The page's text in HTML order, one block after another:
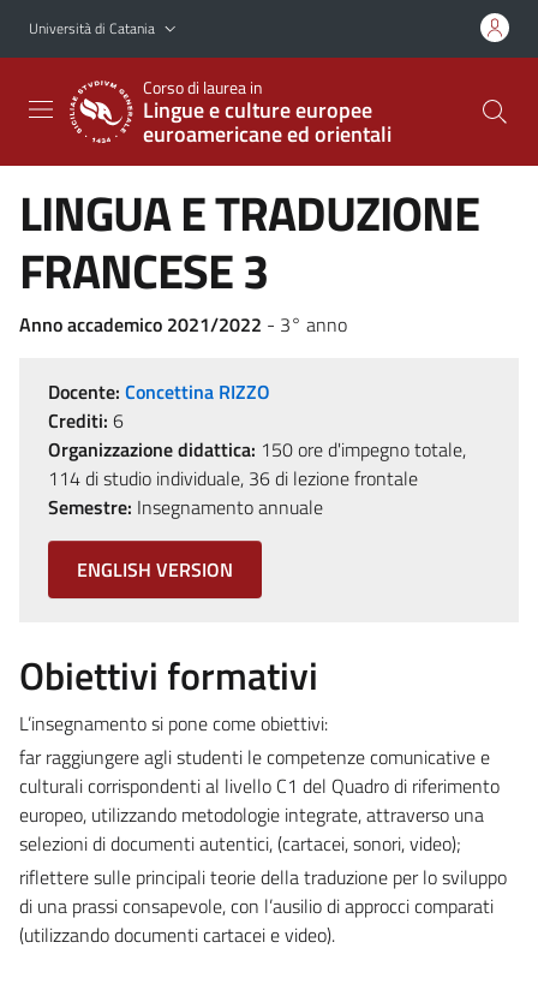
Vai al contenuto principale
Vai al menu di navigazione
Università di Catania
Corso di laurea in
Lingue e culture europee
euroamericane ed orientali
LINGUA E TRADUZIONE
FRANCESE 3
Anno accademico 2021/2022 - 3° anno
Docente: Concettina RIZZO
Crediti: 6
Organizzazione didattica: 150 ore d'impegno totale,
114 di studio individuale, 36 di lezione frontale
Semestre: Insegnamento annuale
ENGLISH VERSION
Obiettivi formativi
L’insegnamento si pone come obiettivi:
far raggiungere agli studenti le competenze comunicative e
culturali corrispondenti al livello C1 del Quadro di riferimento
europeo, utilizzando metodologie integrate, attraverso una
selezioni di documenti autentici, (cartacei, sonori, video);
riflettere sulle principali teorie della traduzione per lo sviluppo
di una prassi consapevole, con l’ausilio di approcci comparati
(utilizzando documenti cartacei e video).